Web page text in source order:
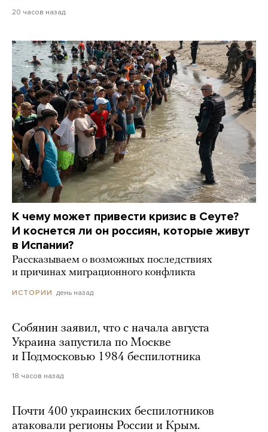
20 часов назад
К чему может привести кризис в Сеуте?
И коснется ли он россиян, которые живут
в Испании?
Рассказываем о возможных последствиях
и причинах миграционного конфликта
ИСТОРИИ день назад
Собянин заявил, что с начала августа
Украина запустила по Москве
и Подмосковью 1984 беспилотника
18 часов назад
Почти 400 украинских беспилотников
атаковали регионы России и Крым.